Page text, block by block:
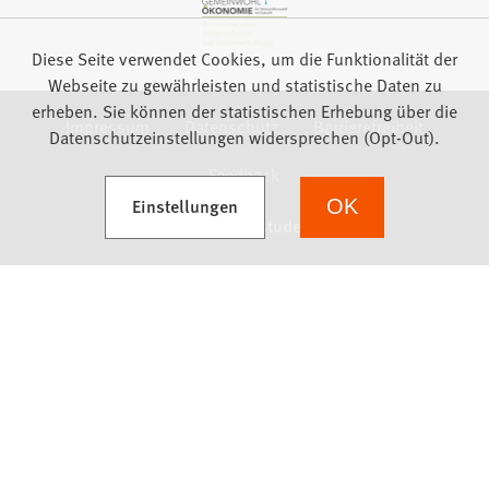
Impressum Datenschutz
Barrierefreiheit
Feedback
Diese Seite verwendet Cookies, um die Funktionalität der
Webseite zu gewährleisten und statistische Daten zu
erheben. Sie können der statistischen Erhebung über die
Datenschutzeinstellungen widersprechen (Opt-Out).
Einstellungen
(Öffnet in einem neuen Tab) OK